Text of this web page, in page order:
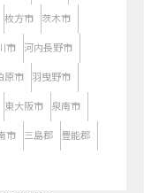
枚方市 茨木市
市 河内長野市
原市 羽曳野市
東大阪市 泉南市
市 三島郡 豊能郡